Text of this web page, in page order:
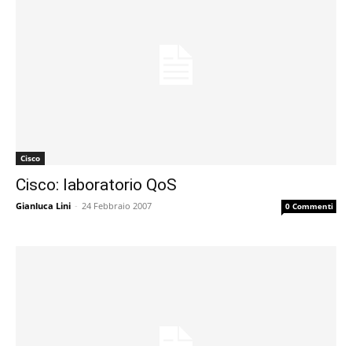
Cisco
Cisco: laboratorio QoS
Gianluca Lini - 24 Febbraio 2007 0 Commenti